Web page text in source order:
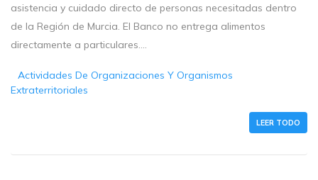
asistencia y cuidado directo de personas necesitadas dentro
de la Región de Murcia. El Banco no entrega alimentos
directamente a particulares....
Actividades De Organizaciones Y Organismos
Extraterritoriales
LEER TODO